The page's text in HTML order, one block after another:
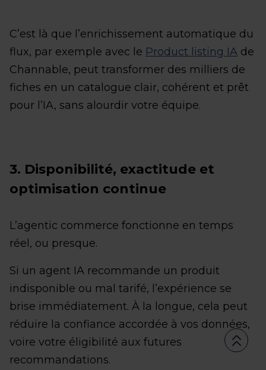
C’est là que l’enrichissement automatique du
flux, par exemple avec le Product listing IA de
Channable, peut transformer des milliers de
fiches en un catalogue clair, cohérent et prêt
pour l’IA, sans alourdir votre équipe.
3. Disponibilité, exactitude et
optimisation continue
L’agentic commerce fonctionne en temps
réel, ou presque.
Si un agent IA recommande un produit
indisponible ou mal tarifé, l’expérience se
brise immédiatement. À la longue, cela peut
réduire la confiance accordée à vos données,
voire votre éligibilité aux futures
recommandations.